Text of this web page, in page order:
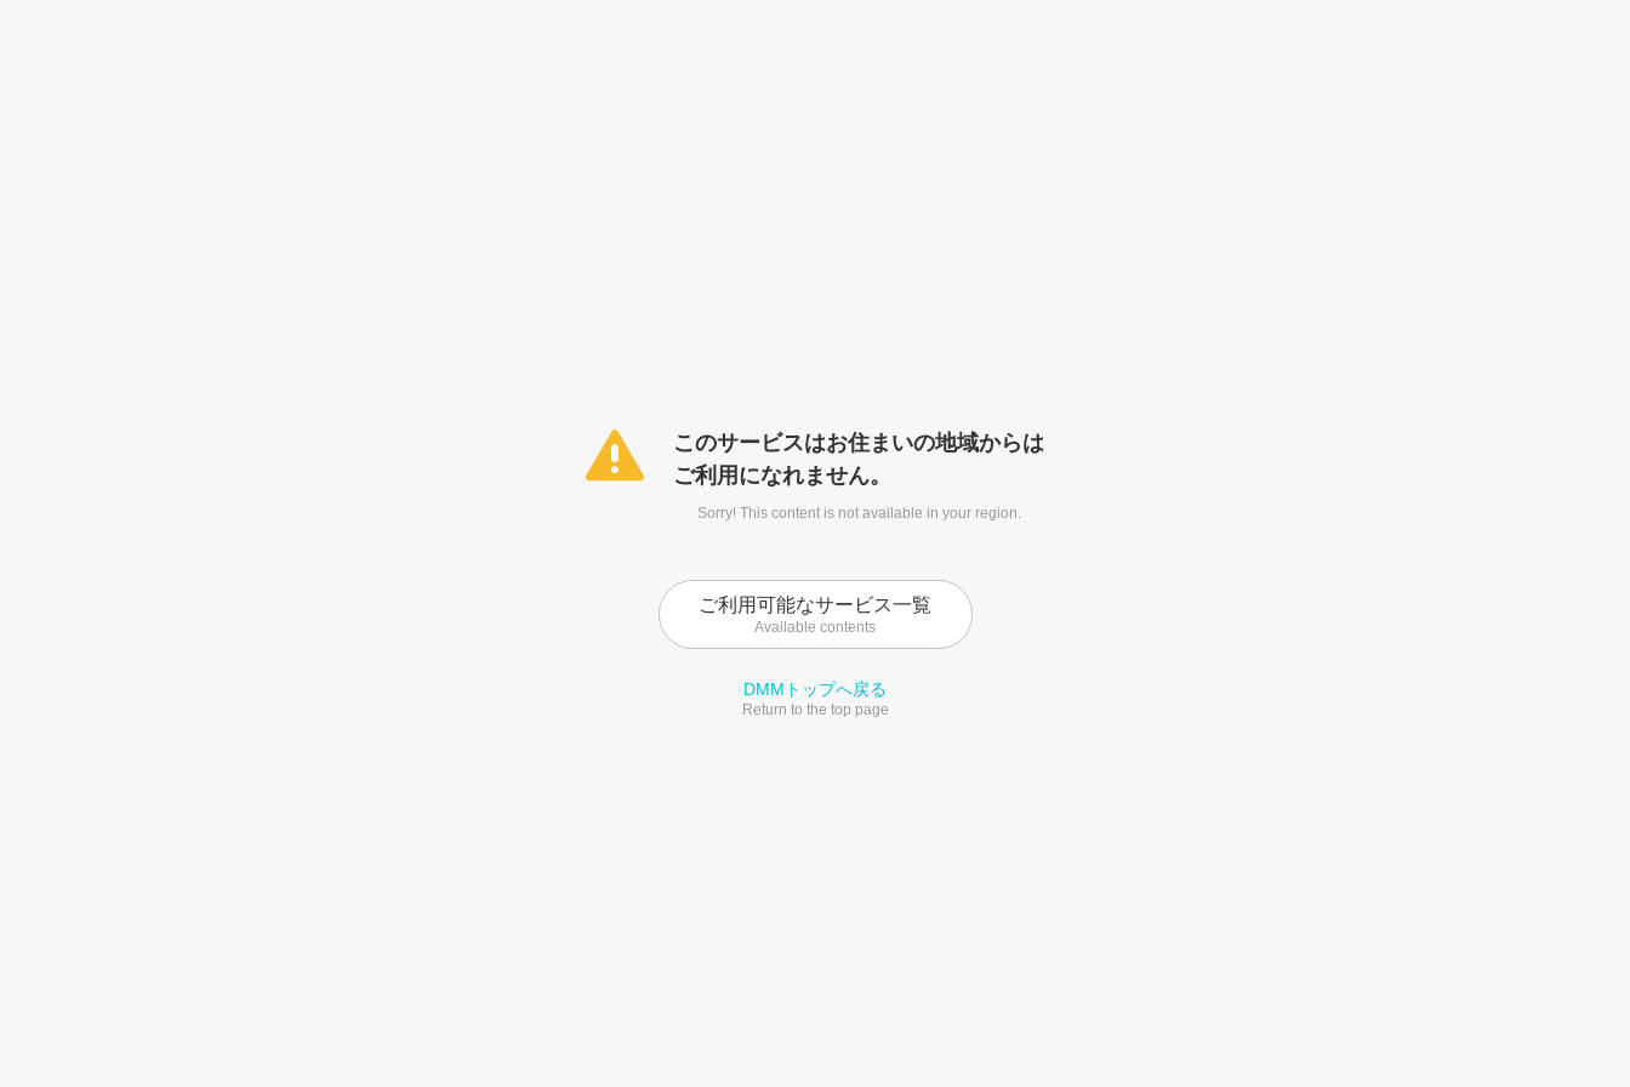
このサービスはお住まいの地域からは
ご利用になれません。
Sorry! This content is not available in your region.
ご利用可能なサービス一覧
Available contents
DMMトップへ戻る
Return to the top page